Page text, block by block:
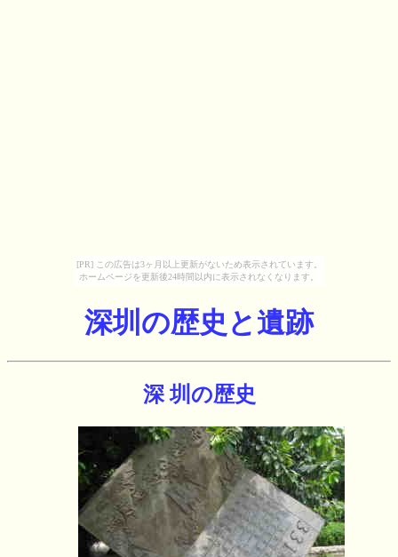
[PR] この広告は3ヶ月以上更新がないため表示されています。
ホームページを更新後24時間以内に表示されなくなります。
深圳の歴史と遺跡
深 圳の歴史